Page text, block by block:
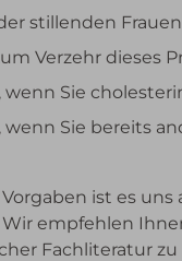
stillenden
Verzehr
Sie
Sie bereits
ist es
empfehlen
Fachliteratur zu